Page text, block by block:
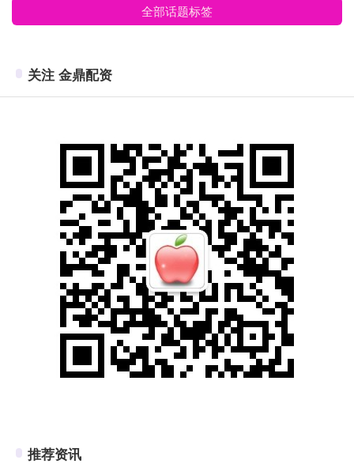
全部话题标签
关注 金鼎配资
推荐资讯